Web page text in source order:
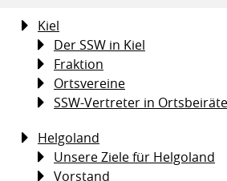
Kiel
Der SSW in Kiel
Fraktion
Ortsvereine
SSW-Vertreter in
Helgoland
Unsere Ziele für Helgoland
Vorstand